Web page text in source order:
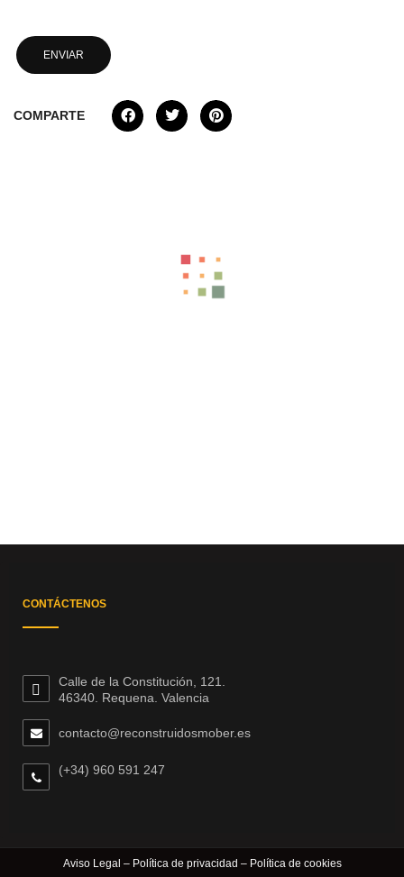
COMPARTE
CONTÁCTENOS
Calle de la Constitución, 121.
46340. Requena. Valencia
contacto@reconstruidosmober.es
(+34) 960 591 247
Aviso Legal –Política de privacidad – Política de cookies